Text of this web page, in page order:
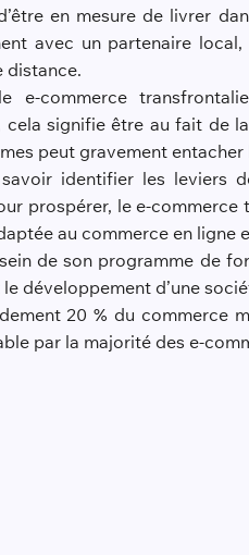
en mesure de livrer
avec un partenaire
distance.
e-commerce
signifie être au fait de
peut gravement
identifier les leviers
prospérer, le e-
au commerce en ligne
de son programme de
développement d’une
20 % du commerce
par la majorité des e-